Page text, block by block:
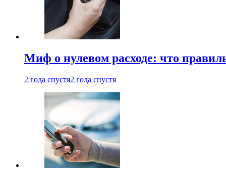
Миф о нулевом расходе: что
2 года спустя2 года спустя